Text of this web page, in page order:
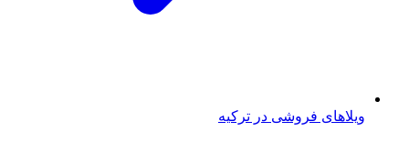
ویلاهای فروشی در ترکیه